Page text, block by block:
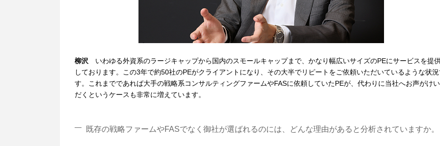
柳沢
いわゆる外資系のラージキャップから国内のスモールキャップまで、かなり幅広いサイズのPEにサービスを提
しております。この3年で約50社のPEがクライアントになり、その大半でリピートをご依頼いただいているような状
す。これまでであれば大手の戦略系コンサルティングファームやFASに依頼していたPEが、代わりに当社へお声がけ
だくというケースも非常に増えています。
既存の戦略ファームやFASでなく御社が選ばれるのには、どんな理由があると分析されていますか。